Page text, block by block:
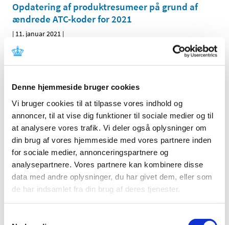
Denne hjemmeside bruger cookies
Vi bruger cookies til at tilpasse vores indhold og
annoncer, til at vise dig funktioner til sociale medier og til
at analysere vores trafik. Vi deler også oplysninger om
din brug af vores hjemmeside med vores partnere inden
for sociale medier, annonceringspartnere og
analysepartnere. Vores partnere kan kombinere disse
data med andre oplysninger, du har givet dem, eller som
de har indsamlet fra din brug af deres tjenester.
Opdatering af produktresumeer på grund af
ændrede ATC-koder for 2021
| 11. januar 2021 |
Indehavere af markedsføringstilladelser til lægemidler,
der er godkendt efter den nationale procedure, den…
Forsyningsvanskeligheder for Zerbaxa
| 11. januar 2021|
Der er i øjeblikket problemer med forsyningen af Zerbaxa
1 g/ 0.5 g pulver til injektionsvæske, opløsning fra MSD…
EMA indstiller: Pfizer-vaccinen indeholder seks
og ikke fem doser i hvert vaccineglas
|8. januar 2021|
Det europæiske lægemiddelagentur indstiller til EU-